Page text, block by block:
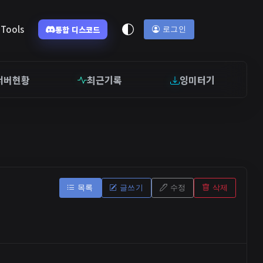
Tools 통합 디스코드 로그인
버현황 최근기록 잉미터기
목록 글쓰기 수정 삭제